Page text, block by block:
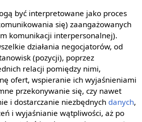
być interpretowane jako proces
się) zaangażowanych
komunikacji interpersonalnej).
działania negocjatorów, od
(pozycji), poprzez
relacji pomiędzy nimi,
ofert, wspieranie ich wyjaśnieniami
przekonywanie się, czy nawet
i dostarczanie niezbędnych danych,
i wyjaśnianie wątpliwości, aż po